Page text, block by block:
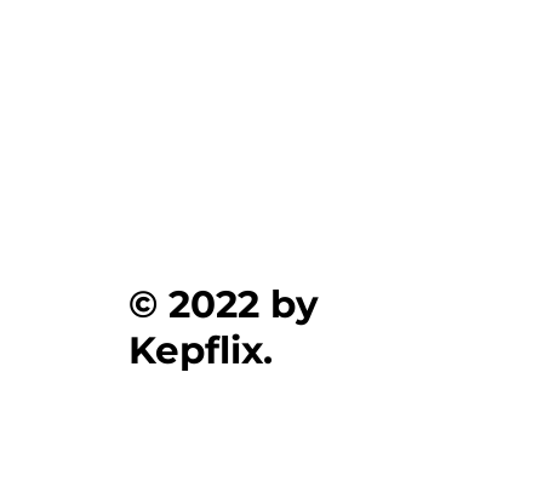
© 2022 by
Kepflix.